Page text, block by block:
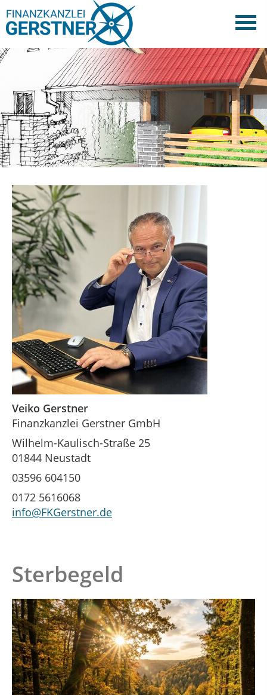
Veiko Gerstner
Finanzkanzlei Gerstner GmbH
Wilhelm-Kaulisch-Straße 25
01844 Neustadt
03596 604150
0172 5616068
info@FKGerstner.de
Sterbegeld